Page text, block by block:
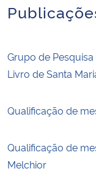
Grupo de
Livro de Santa
Qualificação de
Qualificação de
Melchior